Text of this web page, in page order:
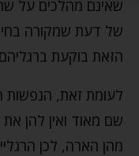
שאינם מהלכים על
של דעת שמקורה
הזאת בוקעת
לעומת זאת, הנפשות
שם מאוד ואין להן
מהן הארה, לכן